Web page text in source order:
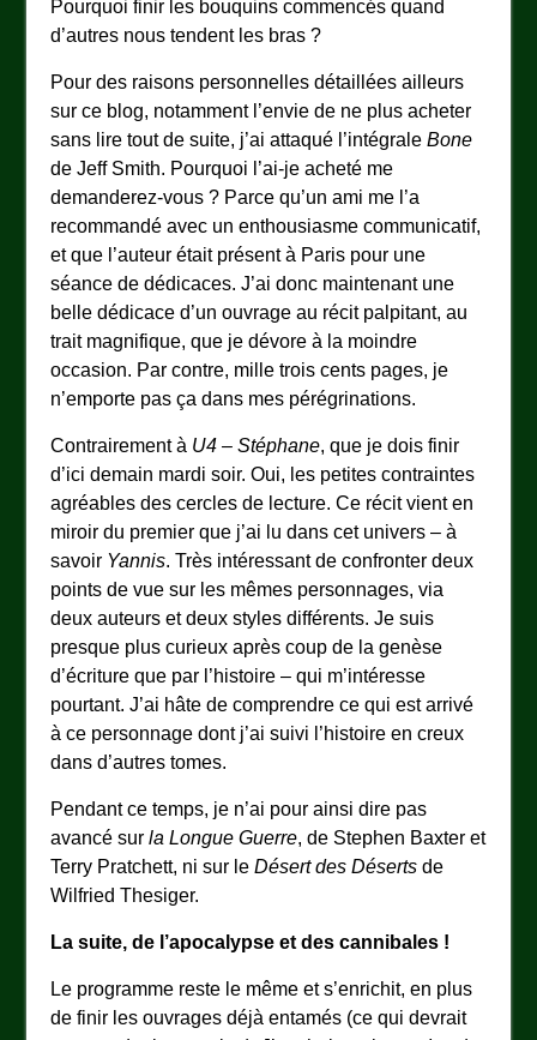
Pourquoi finir les bouquins commencés quand
d’autres nous tendent les bras ?
Pour des raisons personnelles détaillées ailleurs
sur ce blog, notamment l’envie de ne plus acheter
sans lire tout de suite, j’ai attaqué l’intégraleBone
de Jeff Smith. Pourquoi l’ai-je acheté me
demanderez-vous ? Parce qu’un ami me l’a
recommandé avec un enthousiasme communicatif,
et que l’auteur était présent à Paris pour une
séance de dédicaces. J’ai donc maintenant une
belle dédicace d’un ouvrage au récit palpitant, au
trait magnifique, que je dévore à la moindre
occasion. Par contre, mille trois cents pages, je
n’emporte pas ça dans mes pérégrinations.
Contrairement à U4 – Stéphane, que je dois finir
d’ici demain mardi soir. Oui, les petites contraintes
agréables des cercles de lecture. Ce récit vient en
miroir du premier que j’ai lu dans cet univers – à
savoir Yannis. Très intéressant de confronter deux
points de vue sur les mêmes personnages, via
deux auteurs et deux styles différents. Je suis
presque plus curieux après coup de la genèse
d’écriture que par l’histoire – qui m’intéresse
pourtant. J’ai hâte de comprendre ce qui est arrivé
à ce personnage dont j’ai suivi l’histoire en creux
dans d’autres tomes.
Pendant ce temps, je n’ai pour ainsi dire pas
avancé surla Longue Guerre, de Stephen Baxter et
Terry Pratchett, ni sur leDésert des Déserts de
Wilfried Thesiger.
La suite, de l’apocalypse et des cannibales !
Le programme reste le même et s’enrichit, en plus
de finir les ouvrages déjà entamés (ce qui devrait